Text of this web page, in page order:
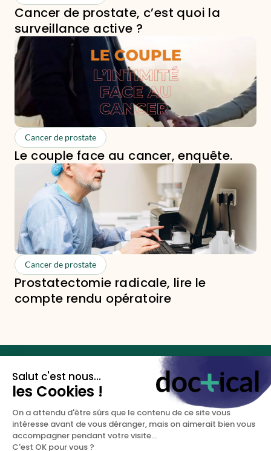
Cancer de prostate, c’est quoi la
surveillance active ?
Cancer de prostate
Le couple face au cancer, enquête.
Cancer de prostate
Prostatectomie radicale, lire le
compte rendu opératoire
Les clés de votre santé
sexuelle.